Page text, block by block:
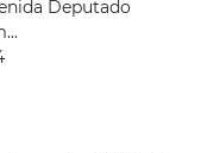
Deputado